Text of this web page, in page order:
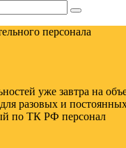
персонала
уже завтра на
разовых и
по ТК РФ персонал